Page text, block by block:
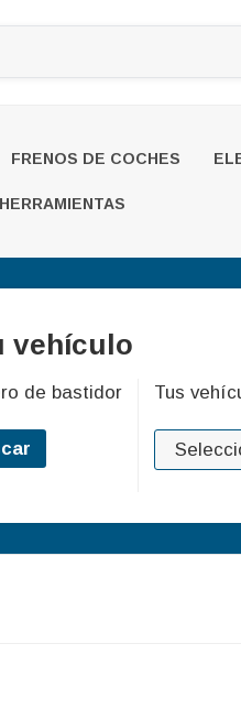
FRENOS DE COCHES
vehículo
de bastidor Tus